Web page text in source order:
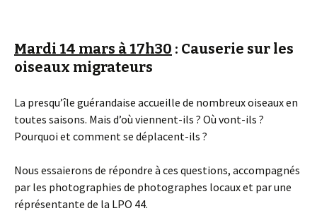
Mardi 14 mars à 17h30 : Causerie sur les
oiseaux migrateurs
La presqu’île guérandaise accueille de nombreux oiseaux en
toutes saisons. Mais d’où viennent-ils ? Où vont-ils ?
Pourquoi et comment se déplacent-ils ?
Nous essaierons de répondre à ces questions, accompagnés
par les photographies de photographes locaux et par une
réprésentante de la LPO 44.